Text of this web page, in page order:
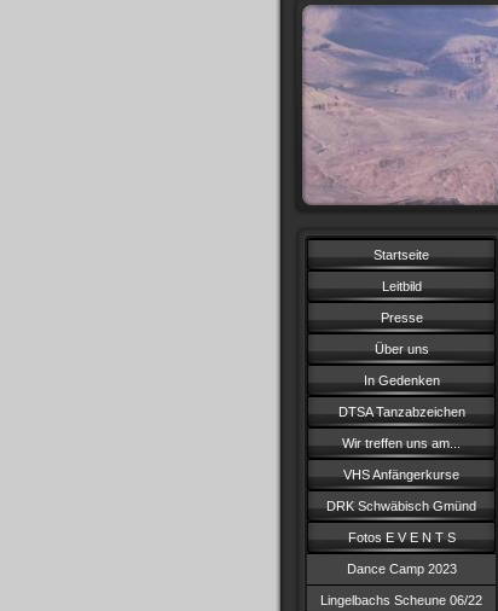
Startseite
Leitbild
Presse
Über uns
In Gedenken
DTSA Tanzabzeichen
Wir treffen uns am...
VHS Anfängerkurse
DRK Schwäbisch Gmünd
Fotos E V E N T S
Dance Camp 2023
Lingelbachs Scheune 06/22